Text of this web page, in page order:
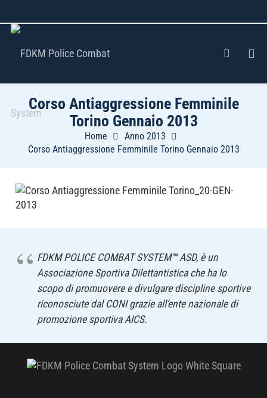
Corso Antiaggressione Femminile
Torino Gennaio 2013
Home
Anno 2013
Corso Antiaggressione Femminile Torino Gennaio 2013
FDKM POLICE COMBAT SYSTEM™ASD, è un
Associazione Sportiva Dilettantistica che ha lo
scopo di promuovere e divulgare discipline sportive
riconosciute dal CONI grazie all’ente nazionale di
promozione sportiva AICS.